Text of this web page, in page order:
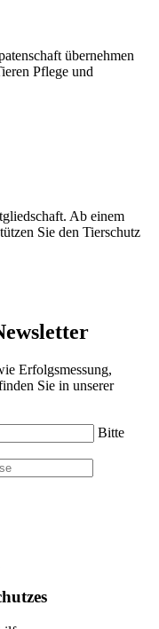
übernehmen
Pflege und
Ab einem
Sie den Tierschutz
Erfolgsmessung,
Sie in unserer
Bitte